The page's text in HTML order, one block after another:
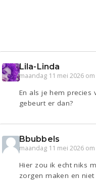
Lila-Linda
maandag 11 mei 2026 om
En als je hem precies
gebeurt er dan?
Bbubbels
maandag 11 mei 2026 om
Hier zou ik echt niks
zorgen maken en